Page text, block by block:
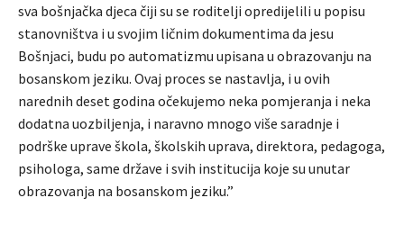
sva bošnjačka djeca čiji su se roditelji opredijelili u popisu
stanovništva i u svojim ličnim dokumentima da jesu
Bošnjaci, budu po automatizmu upisana u obrazovanju na
bosanskom jeziku. Ovaj proces se nastavlja, i u ovih
narednih deset godina očekujemo neka pomjeranja i neka
dodatna uozbiljenja, i naravno mnogo više saradnje i
podrške uprave škola, školskih uprava, direktora, pedagoga,
psihologa, same države i svih institucija koje su unutar
obrazovanja na bosanskom jeziku.”